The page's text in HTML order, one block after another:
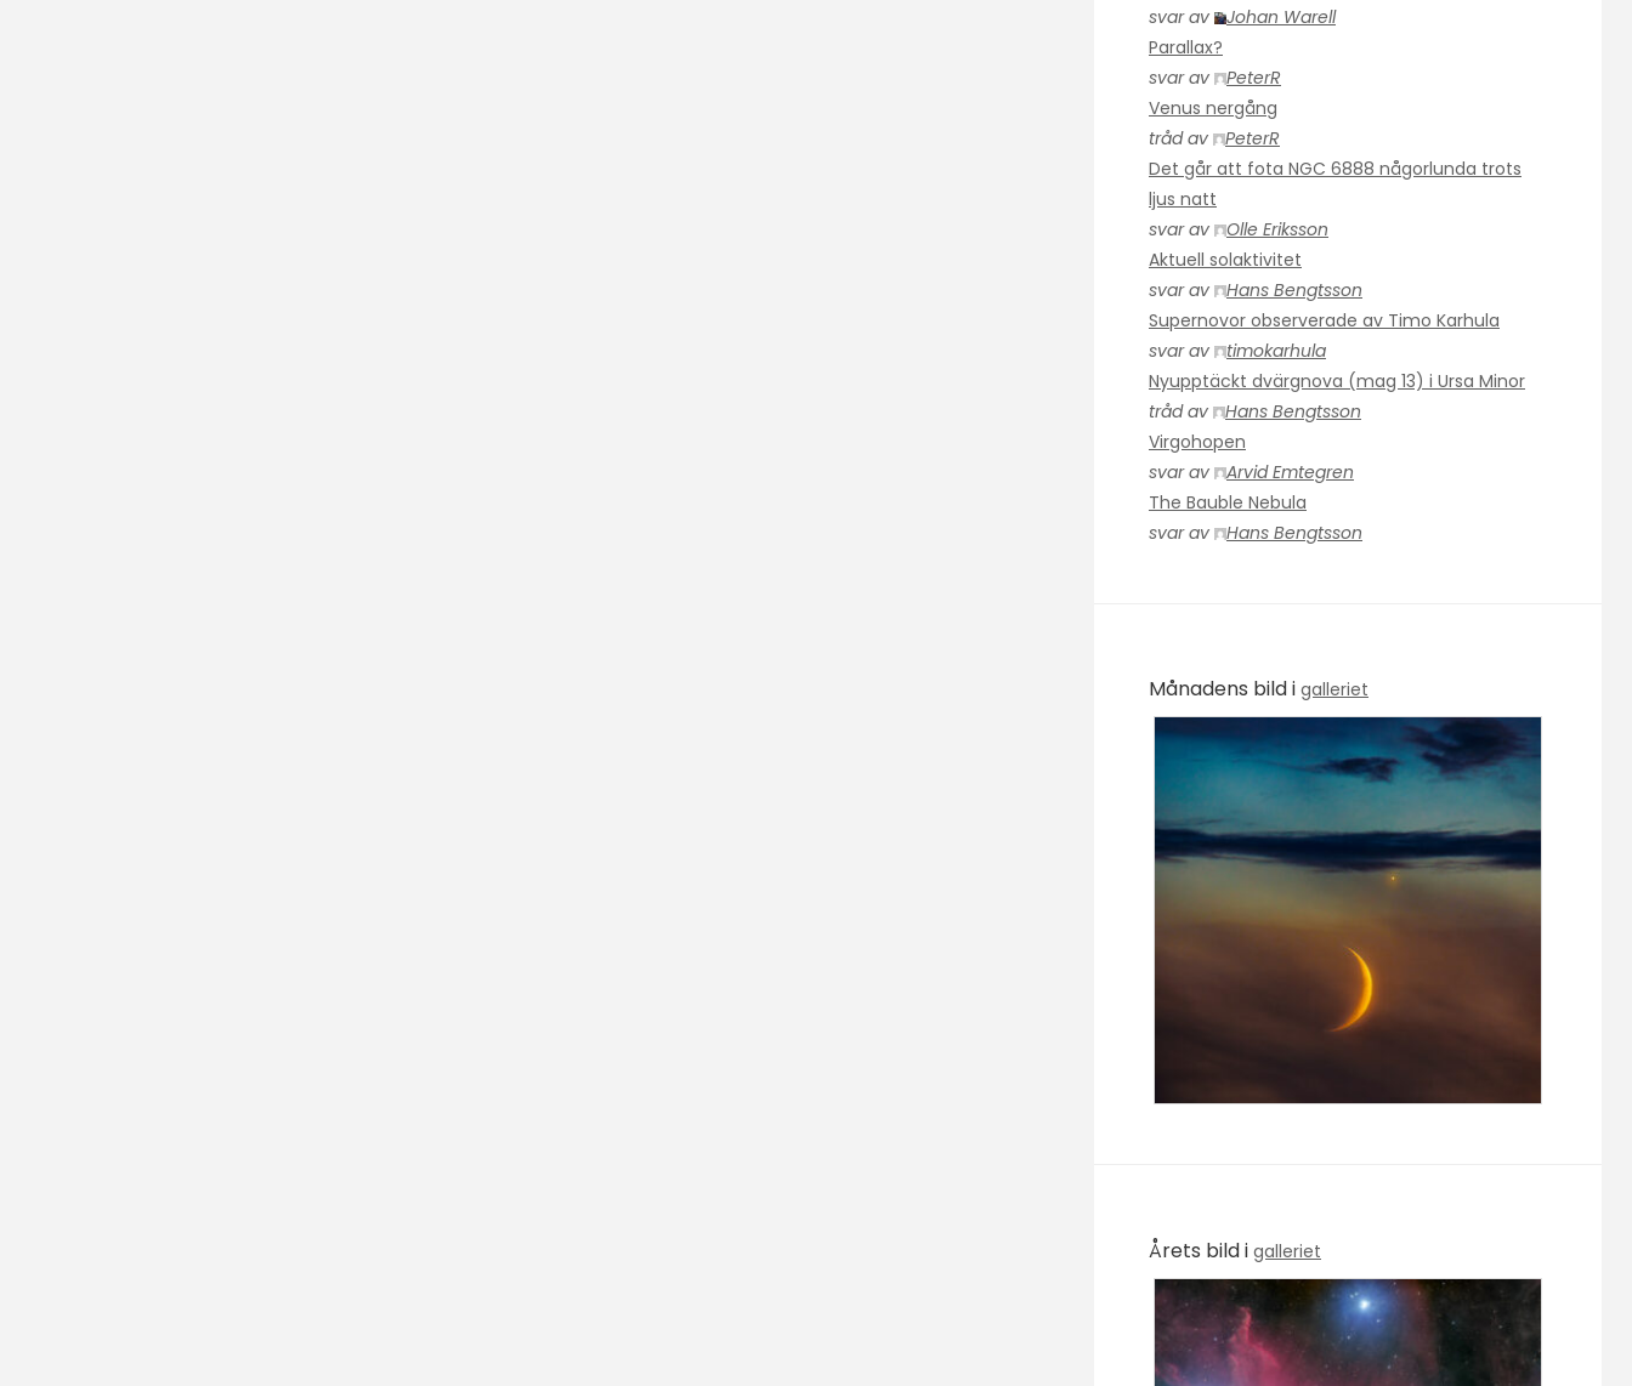
svar av
Johan Warell
Parallax?
svar av
PeterR
Venus nergång
tråd av
PeterR
Det går att fota NGC 6888 någorlunda trots
ljus natt
svar av
Olle Eriksson
Aktuell solaktivitet
svar av
Hans Bengtsson
Supernovor observerade av Timo Karhula
svar av
timokarhula
Nyupptäckt dvärgnova (mag 13) i Ursa Minor
tråd av
Hans Bengtsson
Virgohopen
svar av
Arvid Emtegren
The Bauble Nebula
svar av
Hans Bengtsson
Månadens bild i galleriet
Årets bild i galleriet